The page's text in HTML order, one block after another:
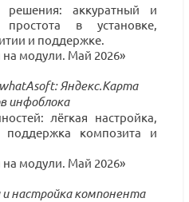
решения: аккуратный и
в установке,
и поддержке.
Яндекс.Карта
инфоблока
лёгкая настройка,
поддержка композита и
и настройка компонента